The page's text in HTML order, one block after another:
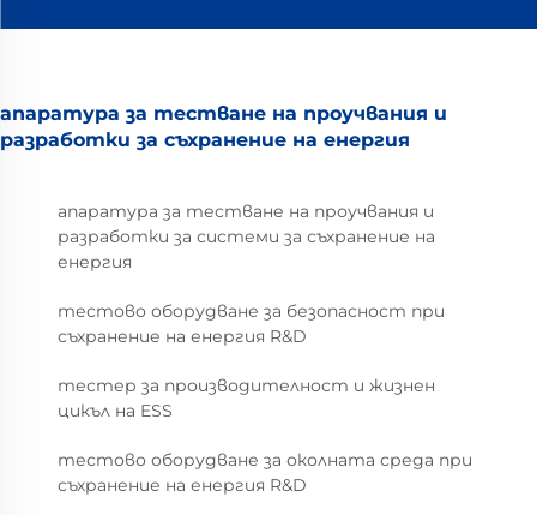
апаратура за тестване на проучвания и
разработки за съхранение на енергия
апаратура за тестване на проучвания и
разработки за системи за съхранение на
енергия
тестово оборудване за безопасност при
съхранение на енергия R&D
тестер за производителност и жизнен
цикъл на ESS
тестово оборудване за околната среда при
съхранение на енергия R&D